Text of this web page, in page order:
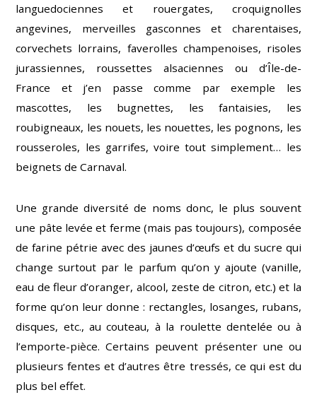
languedociennes et rouergates, croquignolles
angevines, merveilles gasconnes et charentaises,
corvechets lorrains, faverolles champenoises, risoles
jurassiennes, roussettes alsaciennes ou d’Île-de-
France et j’en passe comme par exemple les
mascottes, les bugnettes, les fantaisies, les
roubigneaux, les nouets, les nouettes, les pognons, les
rousseroles, les garrifes, voire tout simplement… les
beignets de Carnaval.
Une grande diversité de noms donc, le plus souvent
une pâte levée et ferme (mais pas toujours), composée
de farine pétrie avec des jaunes d’œufs et du sucre qui
change surtout par le parfum qu’on y ajoute (vanille,
eau de fleur d’oranger, alcool, zeste de citron, etc.) et la
forme qu’on leur donne : rectangles, losanges, rubans,
disques, etc., au couteau, à la roulette dentelée ou à
l’emporte-pièce. Certains peuvent présenter une ou
plusieurs fentes et d’autres être tressés, ce qui est du
plus bel effet.